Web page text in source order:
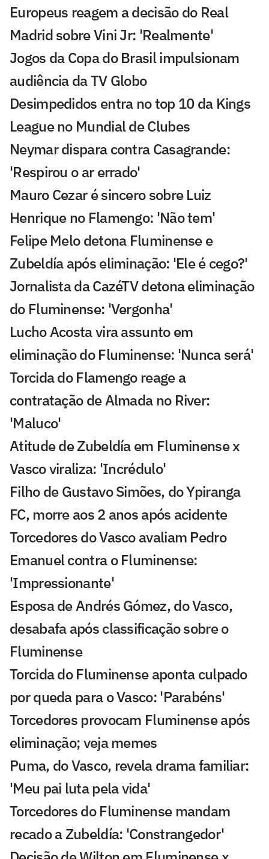
Europeus reagem a decisão do Real
Madrid sobre Vini Jr: 'Realmente'
Jogos da Copa do Brasil impulsionam
audiência da TV Globo
Desimpedidos entra no top 10 da Kings
League no Mundial de Clubes
Neymar dispara contra Casagrande:
'Respirou o ar errado'
Mauro Cezar é sincero sobre Luiz
Henrique no Flamengo: 'Não tem'
Felipe Melo detona Fluminense e
Zubeldía após eliminação: 'Ele é cego?'
Jornalista da CazéTV detona eliminação
do Fluminense: 'Vergonha'
Lucho Acosta vira assunto em
eliminação do Fluminense: 'Nunca será'
Torcida do Flamengo reage a
contratação de Almada no River:
'Maluco'
Atitude de Zubeldía em Fluminense x
Vasco viraliza: 'Incrédulo'
Filho de Gustavo Simões, do Ypiranga
FC, morre aos 2 anos após acidente
Torcedores do Vasco avaliam Pedro
Emanuel contra o Fluminense:
'Impressionante'
Esposa de Andrés Gómez, do Vasco,
desabafa após classificação sobre o
Fluminense
Torcida do Fluminense aponta culpado
por queda para o Vasco: 'Parabéns'
Torcedores provocam Fluminense após
eliminação; veja memes
Puma, do Vasco, revela drama familiar:
'Meu pai luta pela vida'
Torcedores do Fluminense mandam
recado a Zubeldía: 'Constrangedor'